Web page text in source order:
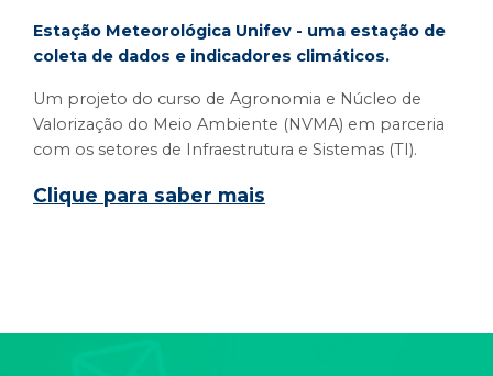
Estação Meteorológica Unifev - uma estação de
coleta de dados e indicadores climáticos.
Um projeto do curso de Agronomia e Núcleo de
Valorização do Meio Ambiente (NVMA) em parceria
com os setores de Infraestrutura e Sistemas (TI).
Clique para saber mais